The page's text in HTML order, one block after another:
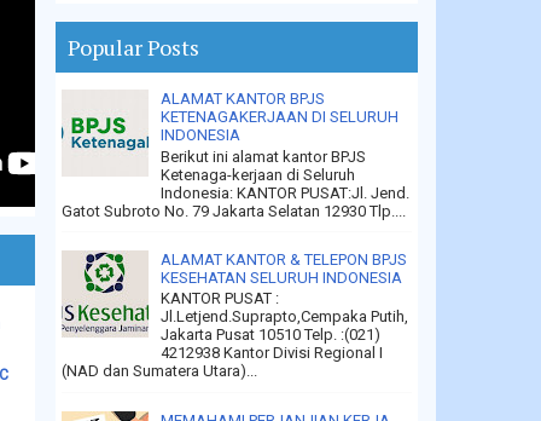
Popular Posts
ALAMAT KANTOR BPJS
KETENAGAKERJAAN DI SELURUH
INDONESIA
Berikut ini alamat kantor BPJS
Ketenaga-kerjaan di Seluruh
Indonesia: KANTOR PUSAT:Jl. Jend.
Gatot Subroto No. 79 Jakarta Selatan 12930 Tlp....
ALAMAT KANTOR & TELEPON BPJS
KESEHATAN SELURUH INDONESIA
KANTOR PUSAT :
Jl.Letjend.Suprapto,Cempaka Putih,
Jakarta Pusat 10510 Telp. :(021)
4212938 Kantor Divisi Regional I
(NAD dan Sumatera Utara)...